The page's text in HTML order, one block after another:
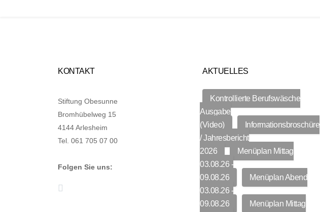
KONTAKT
Stiftung Obesunne
Bromhübelweg 15
4144 Arlesheim
Tel. 061 705 07 00
Folgen Sie uns:
AKTUELLES
Kontrollierte Berufswäsche
Ausgabe
(Video)
Informationsbroschüre
/ Jahresbericht
2026
Menüplan Mittag
03.08.26 -
09.08.26
Menüplan Abend
03.08.26 -
09.08.26
Menüplan Mittag